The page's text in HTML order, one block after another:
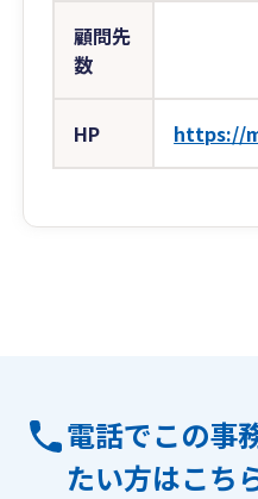
顧問先
数
HP https://
電話でこの事
たい方はこち